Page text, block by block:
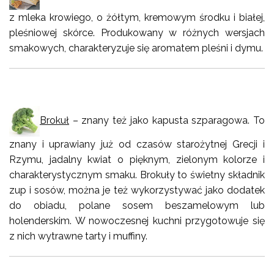
z mleka krowiego, o żółtym, kremowym środku i białej,
pleśniowej skórce. Produkowany w różnych wersjach
smakowych, charakteryzuje się aromatem pleśni i dymu.
Brokuł – znany też jako kapusta szparagowa. To
znany i uprawiany już od czasów starożytnej Grecji i
Rzymu, jadalny kwiat o pięknym, zielonym kolorze i
charakterystycznym smaku. Brokuły to świetny składnik
zup i sosów, można je też wykorzystywać jako dodatek
do obiadu, polane sosem beszamelowym lub
holenderskim. W nowoczesnej kuchni przygotowuje się
z nich wytrawne tarty i muffiny.